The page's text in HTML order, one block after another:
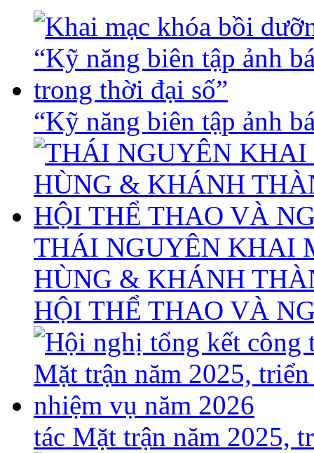
“Kỹ năng biên tập ảnh
THÁI NGUYÊN KHAI
HÙNG & KHÁNH
HỘI THỂ THAO VÀ
tác Mặt trận năm 2025,